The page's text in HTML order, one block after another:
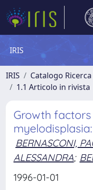
IRIS
IRIS Catalogo Ricerca
1.1 Articolo in rivista
Growth
BERNASCONI,
ALESSANDRA;
1996-01-01